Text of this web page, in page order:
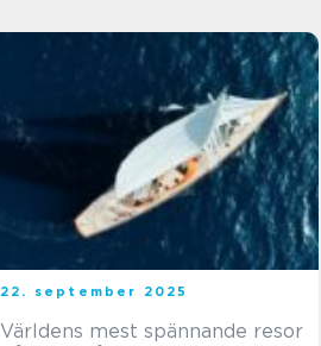
22. september 2025
Världens mest spännande resor